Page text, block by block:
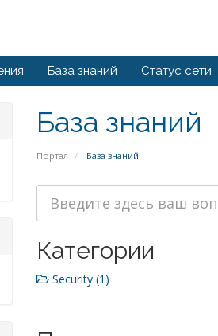
База знаний Статус сети
База знаний
Портал База знаний
Категории
Security (1)